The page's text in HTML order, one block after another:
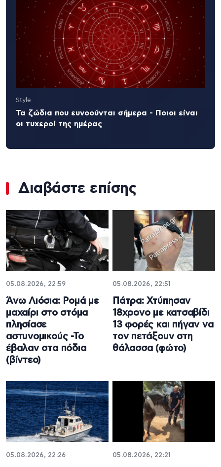
Style
Τα ζώδια που ευνοούνται σήμερα - Ποιοι είναι
οι τυχεροί της ημέρας
Διαβάστε επίσης
05.08.2026, 22:59
Άνω Λιόσια: Ρομά με
μαχαίρι στο στόμα
πλησίασε
αστυνομικούς -Το
έβαλαν στα πόδια
(βίντεο)
05.08.2026, 22:51
Πάτρα: Χτύπησαν
18χρονο με κατσαβίδι
13 φορές και πήγαν να
τον πετάξουν στη
θάλασσα (φώτο)
05.08.2026, 22:26 05.08.2026, 22:21